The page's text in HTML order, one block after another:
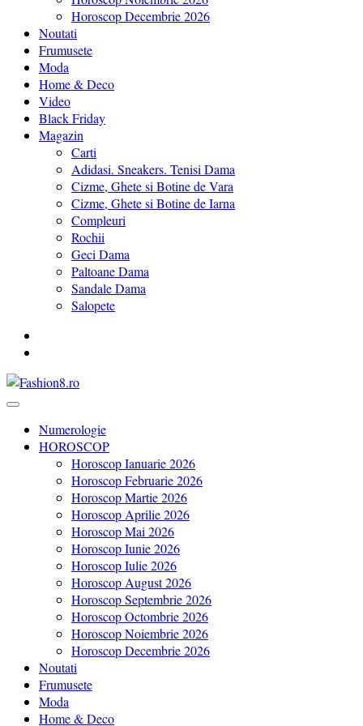
Horoscop Decembrie 2026
Noutati
Frumusete
Moda
Home & Deco
Video
Black Friday
Magazin
Carti
Adidasi. Sneakers. Tenisi Dama
Cizme, Ghete si Botine de Vara
Cizme, Ghete si Botine de Iarna
Compleuri
Rochii
Geci Dama
Paltoane Dama
Sandale Dama
Salopete
Fashion8.ro ❤️
Revista Fashion8.ro locul unde gasesti ce e nou: horoscop,
Numerologie
HOROSCOP
Horoscop Ianuarie 2026
Horoscop Februarie 2026
Horoscop Martie 2026
Horoscop Aprilie 2026
Horoscop Mai 2026
Horoscop Iunie 2026
Horoscop Iulie 2026
Horoscop August 2026
Horoscop Septembrie 2026
Horoscop Octombrie 2026
Horoscop Noiembrie 2026
Horoscop Decembrie 2026
Noutati
Frumusete
Moda
Home & Deco